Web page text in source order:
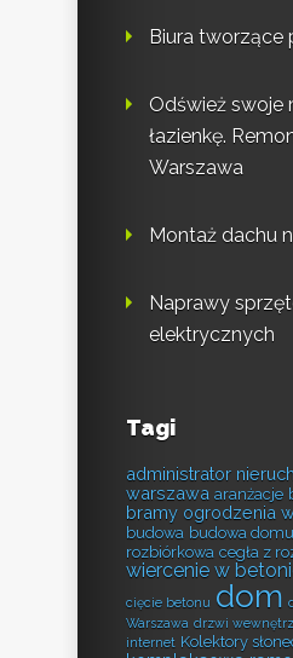
Biura tworzące
Odśwież swoje
łazienkę.
Warszawa
Montaż dachu
Naprawy
elektrycznych
Tagi
administrator
warszawa aranżacje
bramy ogrodzenia
budowa budowa
rozbiórkowa cegła z
wiercenie w
cięcie betonu dom
Warszawa drzwi
internet Kolektory